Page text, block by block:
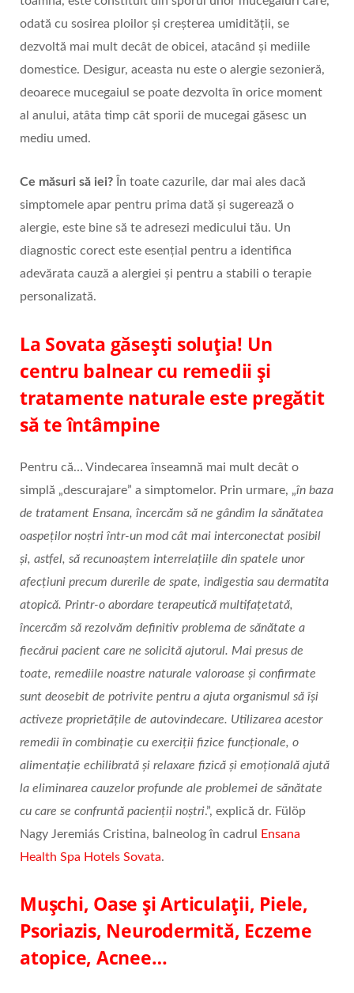
odată cu sosirea ploilor și creșterea umidității, se
dezvoltă mai mult decât de obicei, atacând și mediile
domestice. Desigur, aceasta nu este o alergie sezonieră,
deoarece mucegaiul se poate dezvolta în orice moment
al anului, atâta timp cât sporii de mucegai găsesc un
mediu umed.
Ce măsuri să iei? În toate cazurile, dar mai ales dacă
simptomele apar pentru prima dată și sugerează o
alergie, este bine să te adresezi medicului tău. Un
diagnostic corect este esențial pentru a identifica
adevărata cauză a alergiei și pentru a stabili o terapie
personalizată.
La Sovata găsești soluția! Un
centru balnear cu remedii și
tratamente naturale este pregătit
să te întâmpine
Pentru că… Vindecarea înseamnă mai mult decât o
simplă „descurajare” a simptomelor. Prin urmare, „în baza
de tratament Ensana, încercăm să ne gândim la sănătatea
oaspeților noștri într-un mod cât mai interconectat posibil
și, astfel, să recunoaștem interrelațiile din spatele unor
afecțiuni precum durerile de spate, indigestia sau dermatita
atopică. Printr-o abordare terapeutică multifațetată,
încercăm să rezolvăm definitiv problema de sănătate a
fiecărui pacient care ne solicită ajutorul. Mai presus de
toate, remediile noastre naturale valoroase și confirmate
sunt deosebit de potrivite pentru a ajuta organismul să își
activeze proprietățile de autovindecare. Utilizarea acestor
remedii în combinație cu exerciții fizice funcționale, o
alimentație echilibrată și relaxare fizică și emoțională ajută
la eliminarea cauzelor profunde ale problemei de sănătate
cu care se confruntă pacienții noștri.”, explică dr. Fülöp
Nagy Jeremiás Cristina, balneolog în cadrul
Ensana
Health Spa Hotels Sovata.
Mușchi, Oase și Articulații, Piele,
Psoriazis, Neurodermită, Eczeme
atopice, Acnee…